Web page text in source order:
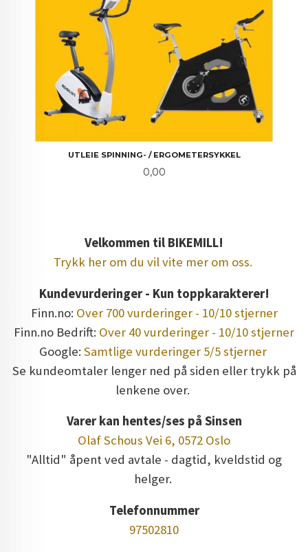
UTLEIE SPINNING- / ERGOMETERSYKKEL
Pris
0,00
Velkommen til BIKEMILL!
Trykk her om du vil vite mer om oss.
Kundevurderinger - Kun toppkarakterer!
Finn.no: Over 700 vurderinger - 10/10 stjerner
Finn.no Bedrift: Over 40 vurderinger - 10/10 stjerner
Google: Samtlige vurderinger 5/5 stjerner
Se kundeomtaler lenger ned på siden eller trykk på
lenkene over.
Varer kan hentes/ses på Sinsen
Olaf Schous Vei 6, 0572 Oslo
"Alltid" åpent ved avtale - dagtid, kveldstid og
helger.
Telefonnummer
97502810